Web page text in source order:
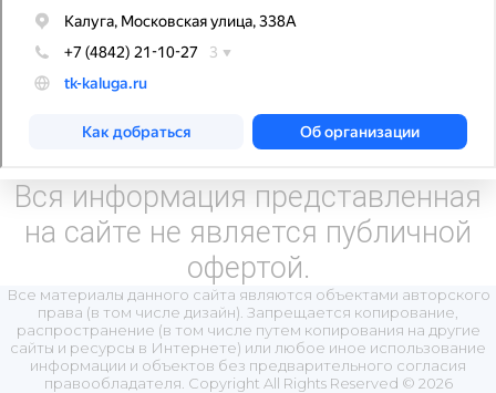
Вся информация представленная
на сайте не является публичной
офертой.
Все материалы данного сайта являются объектами авторского
права (в том числе дизайн). Запрещается копирование,
распространение (в том числе путем копирования на другие
сайты и ресурсы в Интернете) или любое иное использование
информации и объектов без предварительного согласия
правообладателя. Copyright All Rights Reserved © 2026